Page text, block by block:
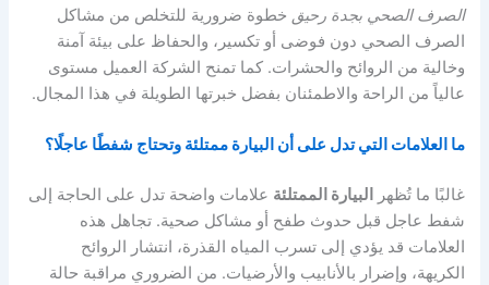
الصرف الصحي بجدة رحيق خطوة ضرورية للتخلص من مشاكل
الصرف الصحي دون فوضى أو تكسير، والحفاظ على بيئة آمنة
وخالية من الروائح والحشرات. كما تمنح الشركة العميل مستوى
عالياً من الراحة والاطمئنان بفضل خبرتها الطويلة في هذا المجال.
ما العلامات التي تدل على أن البيارة ممتلئة وتحتاج شفطًا عاجلًا؟
غالبًا ما تُظهر البيارة الممتلئة علامات واضحة تدل على الحاجة إلى
شفط عاجل قبل حدوث طفح أو مشاكل صحية. تجاهل هذه
العلامات قد يؤدي إلى تسرب المياه القذرة، انتشار الروائح
الكريهة، وإضرار بالأنابيب والأرضيات. من الضروري مراقبة حالة